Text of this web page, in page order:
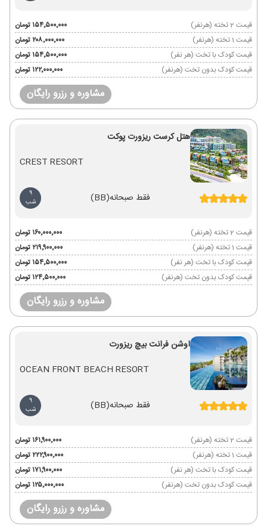
قیمت 2 تخته (هرنفر)
۱۵۴٬۵۰۰٬۰۰۰ تومان
قیمت 1 تخته (هرنفر)
۲۰۸٬۰۰۰٬۰۰۰ تومان
قیمت کودک با تخت (هر نفر)
۱۵۴٬۵۰۰٬۰۰۰ تومان
قیمت کودک بدون تخت (هرنفر)
۱۲۲٬۰۰۰٬۰۰۰ تومان
مشاوره و رزرو رایگان
هتل کرست ریزورت پوکت
CREST RESORT
فقط صبحانه(BB)
9
شب
قیمت 2 تخته (هرنفر)
۱۶۰٬۰۰۰٬۰۰۰ تومان
قیمت 1 تخته (هرنفر)
۲۱۹٬۹۰۰٬۰۰۰ تومان
قیمت کودک با تخت (هر نفر)
۱۵۴٬۵۰۰٬۰۰۰ تومان
قیمت کودک بدون تخت (هرنفر)
۱۲۴٬۵۰۰٬۰۰۰ تومان
مشاوره و رزرو رایگان
اوشن فرانت بیچ ریزورت
OCEAN FRONT BEACH RESORT
فقط صبحانه(BB)
9
شب
قیمت 2 تخته (هرنفر)
۱۶۱٬۹۰۰٬۰۰۰ تومان
قیمت 1 تخته (هرنفر)
۲۲۲٬۹۰۰٬۰۰۰ تومان
قیمت کودک با تخت (هر نفر)
۱۷۱٬۹۰۰٬۰۰۰ تومان
قیمت کودک بدون تخت (هرنفر)
۱۲۵٬۰۰۰٬۰۰۰ تومان
مشاوره و رزرو رایگان